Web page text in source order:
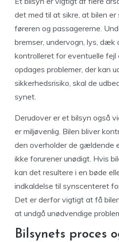
det med til at sikre, at bilen
føreren og passagererne.
bremser, undervogn, lys,
kontrolleret for eventuelle fejl
opdages problemer, der kan
sikkerhedsrisiko, skal de
synet.
Derudover er et bilsyn også
er miljøvenlig. Bilen bliver
den overholder de gældende
ikke forurener unødigt. Hvis
kan det resultere i en bøde
indkaldelse til synscenteret
Det er derfor vigtigt at få
at undgå unødvendige
Bilsynets proces